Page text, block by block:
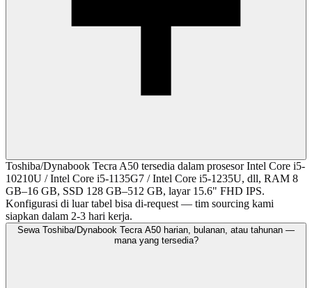
Toshiba/Dynabook Tecra A50 tersedia dalam prosesor Intel Core i5-
10210U / Intel Core i5-1135G7 / Intel Core i5-1235U, dll, RAM 8
GB–16 GB, SSD 128 GB–512 GB, layar 15.6" FHD IPS.
Konfigurasi di luar tabel bisa di-request — tim sourcing kami
siapkan dalam 2-3 hari kerja.
Sewa Toshiba/Dynabook Tecra A50 harian, bulanan, atau tahunan —
mana yang tersedia?